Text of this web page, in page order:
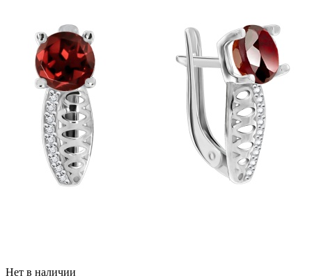
Нет в наличии